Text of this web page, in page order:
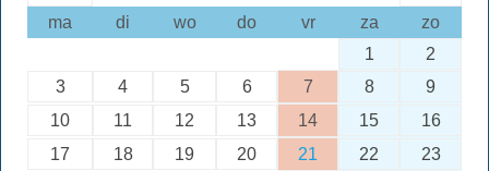
ma
di wo do vr za
zo
1
2
3
4 5 6 7 8
9
10
11 12 13 14 15
16
17
18 19 20 21 22
23